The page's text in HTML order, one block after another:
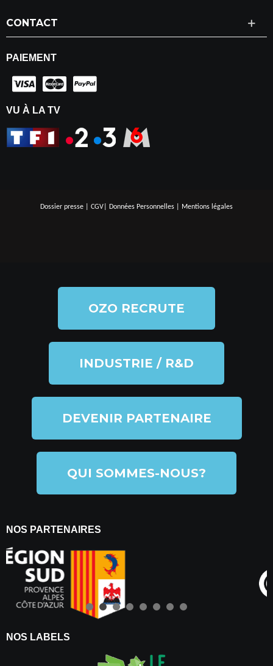
CONTACT
PAIEMENT
VU À LA TV
Dossier presse CGV Données Personnelles Mentions légales
OZO RECRUTE
INDUSTRIE / R&D
DEVENIR PARTENAIRE
QUI SOMMES-NOUS?
NOS PARTENAIRES
NOS LABELS